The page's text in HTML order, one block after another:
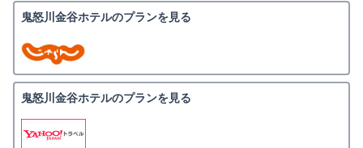
鬼怒川金谷ホテルのプランを見る
鬼怒川金谷ホテルのプランを見る